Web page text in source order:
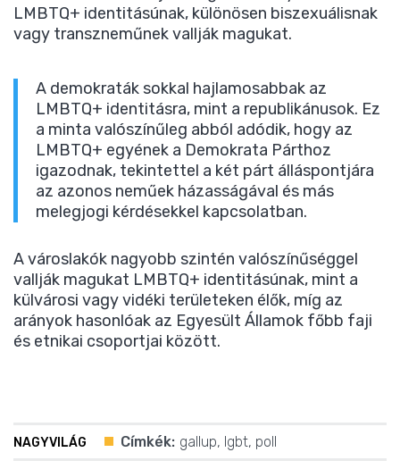
LMBTQ+ identitásúnak, különösen biszexuálisnak
vagy transzneműnek vallják magukat.
A demokraták sokkal hajlamosabbak az
LMBTQ+ identitásra, mint a republikánusok. Ez
a minta valószínűleg abból adódik, hogy az
LMBTQ+ egyének a Demokrata Párthoz
igazodnak, tekintettel a két párt álláspontjára
az azonos neműek házasságával és más
melegjogi kérdésekkel kapcsolatban.
A városlakók nagyobb szintén valószínűséggel
vallják magukat LMBTQ+ identitásúnak, mint a
külvárosi vagy vidéki területeken élők, míg az
arányok hasonlóak az Egyesült Államok főbb faji
és etnikai csoportjai között.
NAGYVILÁG Címkék: gallup, lgbt, poll